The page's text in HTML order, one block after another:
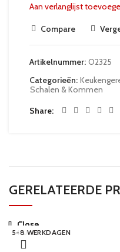
Aan verlanglijst
Compare
Artikelnummer: O2325
Categorieën:
Schalen & Kommen
Share
GERELATEERDE
5-8 WERKDAGEN
Close
5-8 WERKDAGEN
Close
5-8 WERKDAGEN
Close
24 UUR
Close
5-8 WERKDAGEN
Close
5-8 WERKDAGEN
Close
24 UUR
Close
5-8 WERKDAGEN
Close